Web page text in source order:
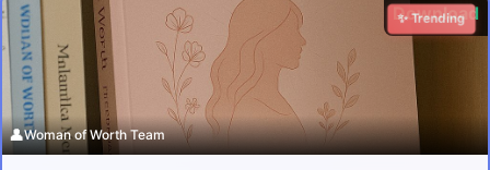
Download
✨ Trending
👤Woman of Worth Team